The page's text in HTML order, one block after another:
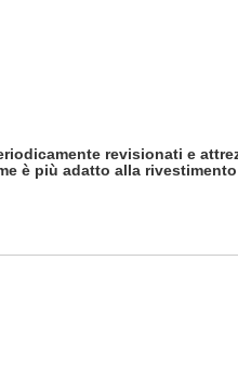
revisionati e
è più adatto alla